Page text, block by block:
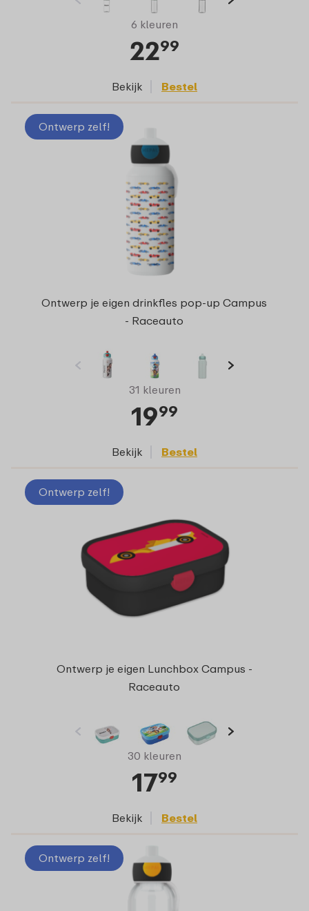
6 kleuren
2299
Bekijk Bestel
Ontwerp zelf!
Ontwerp je eigen drinkfles pop-up Campus
- Raceauto
31 kleuren
1999
Bekijk Bestel
Ontwerp zelf!
Ontwerp je eigen Lunchbox Campus -
Raceauto
30 kleuren
1799
Bekijk Bestel
Ontwerp zelf!